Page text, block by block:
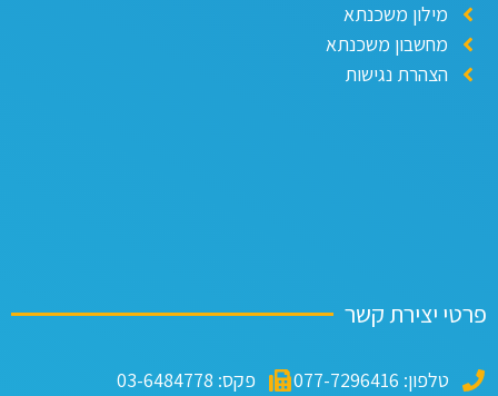
מילון משכנתא
מחשבון משכנתא
הצהרת נגישות
יצירת קשר
טלפון: 077-7296416
פקס: 03-6484778